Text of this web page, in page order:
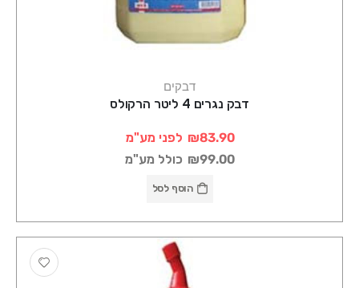
דבקים
דבק נגרים 4 ליטר הרקולס
₪83.90 לפני מע"מ
₪99.00 כולל מע"מ
הוסף לסל